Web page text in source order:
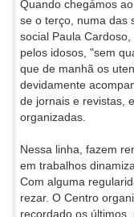
Quando chegámos
se o terço, numa das
social Paula
pelos idosos, "sem
que de manhã os
devidamente
de jornais e revistas,
organizadas.
Nessa linha, fazem
em trabalhos
Com alguma
rezar. O Centro
recordado os últimos,